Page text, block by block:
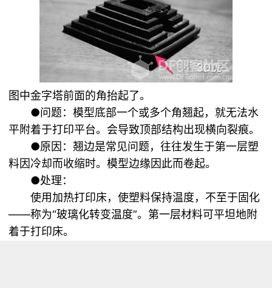
图中金字塔前面的角抬起了。
●问题：模型底部一个或多个角翘起，就无法水
平附着于打印平台。会导致顶部结构出现横向裂痕。
●原因：翘边是常见问题，往往发生于第一层塑
料因冷却而收缩时。模型边缘因此而卷起。
●处理：
使用加热打印床，使塑料保持温度，不至于固化
——称为“玻璃化转变温度”。第一层材料可平坦地附
着于打印床。